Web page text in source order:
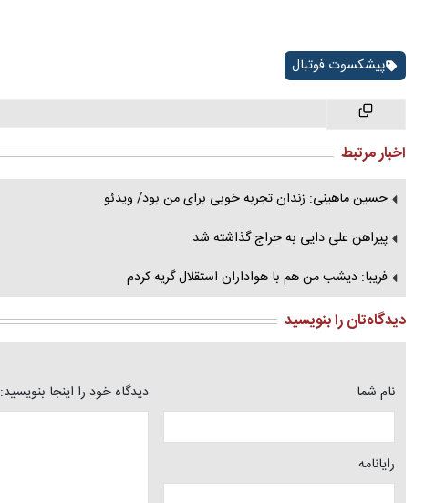
پیشکسوت فوتبال
اخبار مرتبط
حسین ماهینی: زندان تجربه خوبی برای من بود/ ویدئو
پیراهن علی دایی به حراج گذاشته شد
فریبا: دیشب من هم با هواداران استقلال گریه کردم
دیدگاه‌تان را بنویسید
نام شما
رایانامه
دیدگاه خود را اینجا بنویسید: